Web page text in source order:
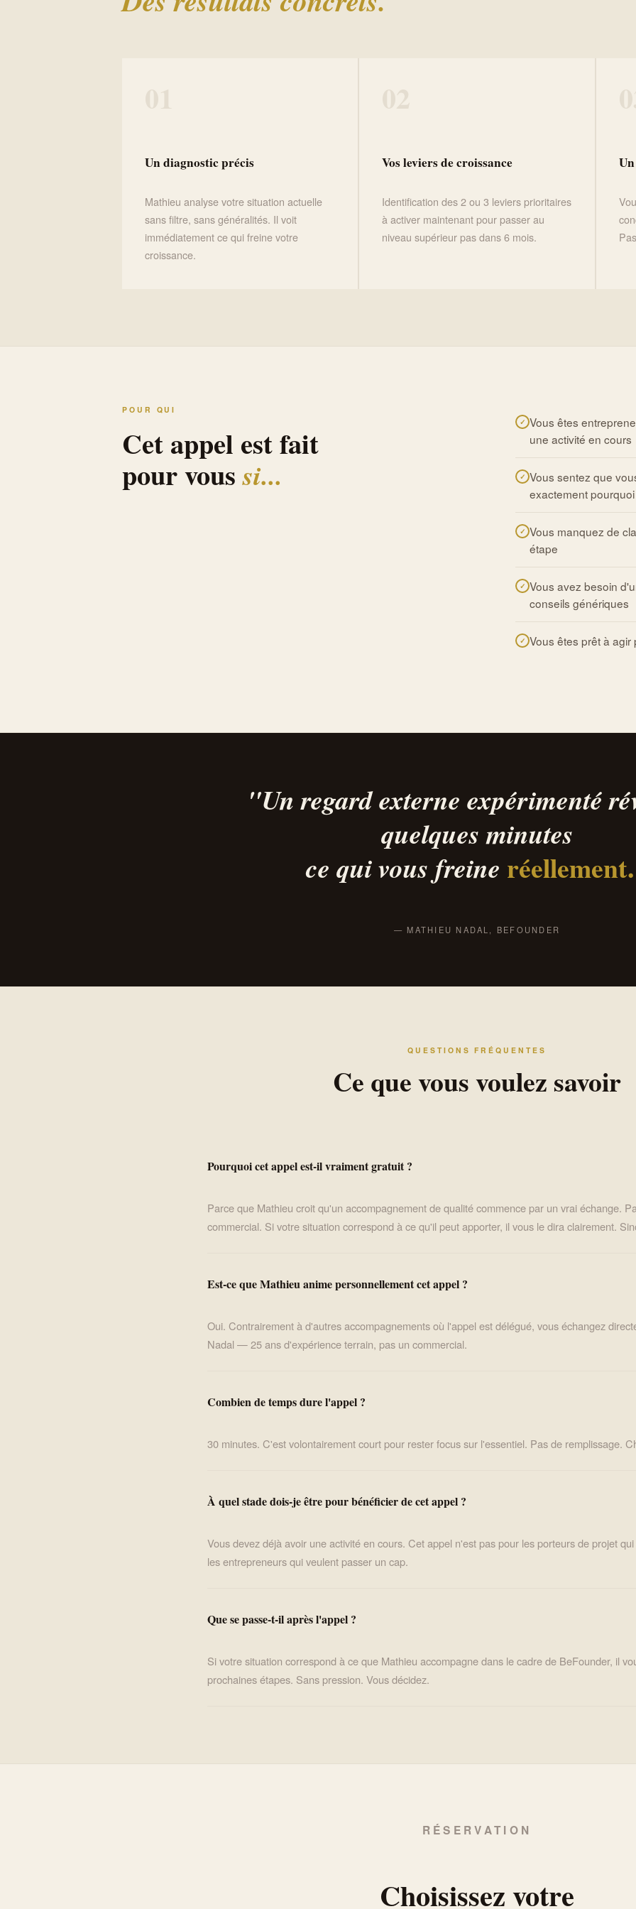
Un diagnostic précis
Mathieu analyse votre situation actuelle
sans filtre, sans généralités. Il voit
immédiatement ce qui freine votre
croissance.
Vos leviers de croissance
Identification des 2 ou 3 leviers prioritaires
à activer maintenant pour passer au
niveau supérieur pas dans 6 mois.
POUR QUI
Cet appel est fait
pour voussi...
Vous êtes
une activité en cours
Vous sentez que
exactement pourquoi
Vous manquez de
étape
Vous avez besoin
conseils génériques
Vous êtes prêt à
"Un regard externe expérimenté
quelques minutes
ce qui vous freine réellement.
— MATHIEU NADAL, BEFOUNDER
QUESTIONS FRÉQUENTES
Ce que vous voulez savoir
Pourquoi cet appel est-il vraiment gratuit ?
Parce que Mathieu croit qu'un accompagnement de qualité commence par un vrai échange.
commercial. Si votre situation correspond à ce qu'il peut apporter, il vous le dira clairement.
Est-ce que Mathieu anime personnellement cet appel ?
Oui. Contrairement à d'autres accompagnements où l'appel est délégué, vous échangez
Nadal — 25 ans d'expérience terrain, pas un commercial.
Combien de temps dure l'appel ?
30 minutes. C'est volontairement court pour rester focus sur l'essentiel. Pas de remplissage.
À quel stade dois-je être pour bénéficier de cet appel ?
Vous devez déjà avoir une activité en cours. Cet appel n'est pas pour les porteurs de projet
les entrepreneurs qui veulent passer un cap.
Que se passe-t-il après l'appel ?
Si votre situation correspond à ce que Mathieu accompagne dans le cadre de BeFounder, il
prochaines étapes. Sans pression. Vous décidez.
RÉSERVATION
Choisissez votre